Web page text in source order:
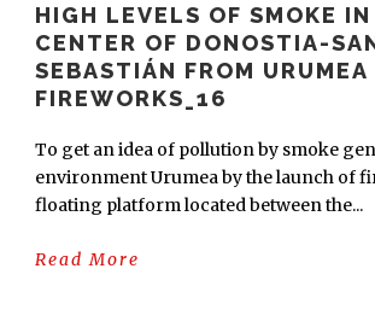
HIGH LEVELS OF SMOKE IN
CENTER OF DONOSTIA-
SEBASTIÁN FROM URUMEA
FIREWORKS_16
To get an idea of pollution by smoke
environment Urumea by the launch of
floating platform located between the...
Read More